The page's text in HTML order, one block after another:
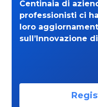
Centinaia di
professionisti ci
loro
sull’Innovazione